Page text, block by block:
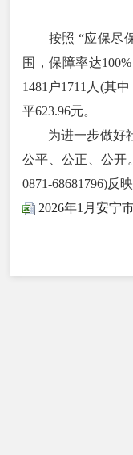
按照 “应保尽
围，保障率达
1481户1711人(其
平623.96元。
为进一步做好社
公平、公正、公开
0871-68681796)反
2026年1月安宁